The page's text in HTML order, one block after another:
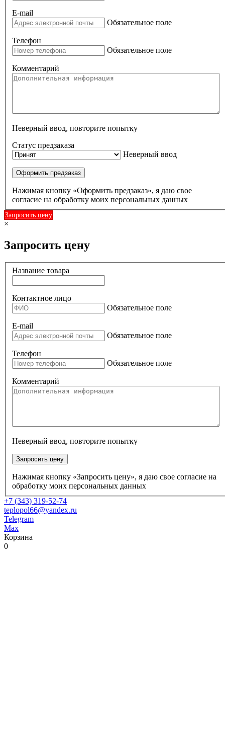
E-mail
Обязательное поле
Телефон
Обязательное поле
Комментарий
Неверный ввод, повторите попытку
Статус предзаказа
Неверный ввод
Оформить предзаказ
Нажимая кнопку «Оформить предзаказ», я даю свое
согласие на обработку моих персональных данных
Запросить цену
×
Запросить цену
Название товара
Контактное лицо
Обязательное поле
E-mail
Обязательное поле
Телефон
Обязательное поле
Комментарий
Неверный ввод, повторите попытку
Запросить цену
Нажимая кнопку «Запросить цену», я даю свое согласие на
обработку моих персональных данных
+7 (343) 319-52-74
teplopol66@yandex.ru
Telegram
Max
Корзина
0